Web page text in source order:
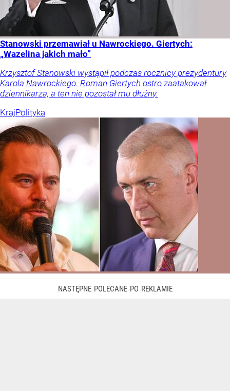
Stanowski przemawiał u Nawrockiego. Giertych:
„Wazelina jakich mało”
Krzysztof Stanowski wystąpił podczas rocznicy prezydentury
Karola Nawrockiego. Roman Giertych ostro zaatakował
dziennikarza, a ten nie pozostał mu dłużny.
KrajPolityka